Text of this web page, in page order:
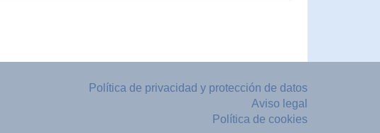
Política de privacidad y protección de datos
Aviso legal
Política de cookies